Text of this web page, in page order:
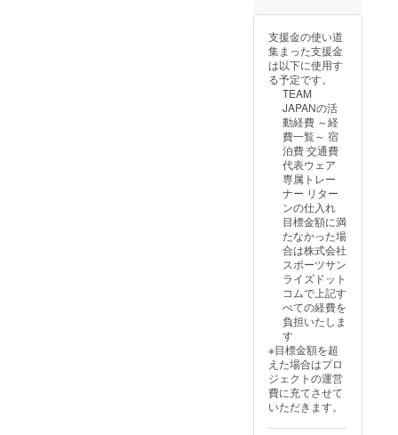
ご設定
くださ
い。
20cm M
68cm
身巾
50cm
肩丈
46cm
裾丈
21cm
L 身
丈71cm
身巾
53cm
肩丈
48cm
裾丈
22cm
LL 身丈
74cm
身巾
56cm
肩丈
50cm
23cm
カ
ラー：
ネイ
ビー or
白 ※サ
支援金の使い道
集まった支援金
は以下に使用す
る予定です。
TEAM
JAPANの活
動経費 ～経
費一覧～ 宿
泊費 交通費
代表ウェア
専属トレー
ナー リター
ンの仕入れ
目標金額に満
たなかった場
合は株式会社
スポーツサン
ライズドット
コムで上記す
べての経費を
負担いたしま
す
※目標金額を超
えた場合はプロ
ジェクトの運営
費に充てさせて
いただきます。